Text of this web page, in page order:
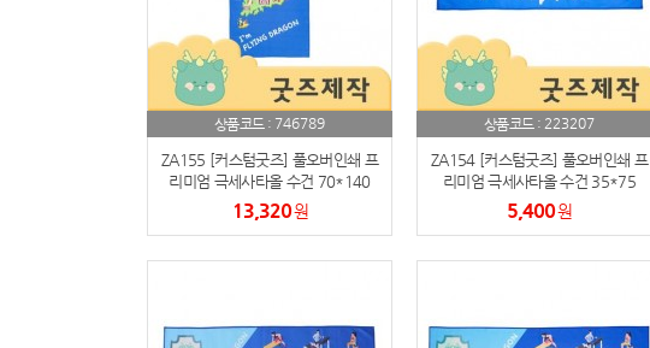
상품코드 : 746789
ZA155 [커스텀굿즈] 풀오버인쇄 프
리미엄 극세사타올 수건 70*140
(박스제작가능)
13,320원
상품코드 : 223207
ZA154 [커스텀굿즈] 풀오버인쇄 프
리미엄 극세사타올 수건 35*75
100g (박스제작가능)
5,400원